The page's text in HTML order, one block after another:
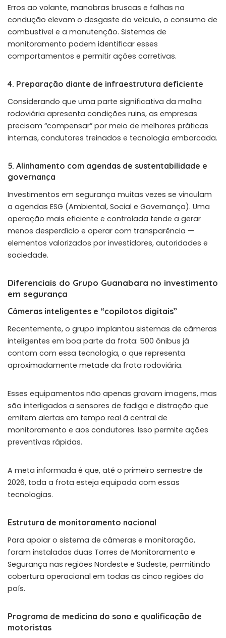
Erros ao volante, manobras bruscas e falhas na
condução elevam o desgaste do veículo, o consumo de
combustível e a manutenção. Sistemas de
monitoramento podem identificar esses
comportamentos e permitir ações corretivas.
4. Preparação diante de infraestrutura deficiente
Considerando que uma parte significativa da malha
rodoviária apresenta condições ruins, as empresas
precisam “compensar” por meio de melhores práticas
internas, condutores treinados e tecnologia embarcada.
5. Alinhamento com agendas de sustentabilidade e
governança
Investimentos em segurança muitas vezes se vinculam
a agendas ESG (Ambiental, Social e Governança). Uma
operação mais eficiente e controlada tende a gerar
menos desperdício e operar com transparência —
elementos valorizados por investidores, autoridades e
sociedade.
Diferenciais do Grupo Guanabara no investimento
em segurança
Câmeras inteligentes e “copilotos digitais”
Recentemente, o grupo implantou sistemas de câmeras
inteligentes em boa parte da frota: 500 ônibus já
contam com essa tecnologia, o que representa
aproximadamente metade da frota rodoviária.
Esses equipamentos não apenas gravam imagens, mas
são interligados a sensores de fadiga e distração que
emitem alertas em tempo real à central de
monitoramento e aos condutores. Isso permite ações
preventivas rápidas.
A meta informada é que, até o primeiro semestre de
2026, toda a frota esteja equipada com essas
tecnologias.
Estrutura de monitoramento nacional
Para apoiar o sistema de câmeras e monitoração,
foram instaladas duas Torres de Monitoramento e
Segurança nas regiões Nordeste e Sudeste, permitindo
cobertura operacional em todas as cinco regiões do
país.
Programa de medicina do sono e qualificação de
motoristas